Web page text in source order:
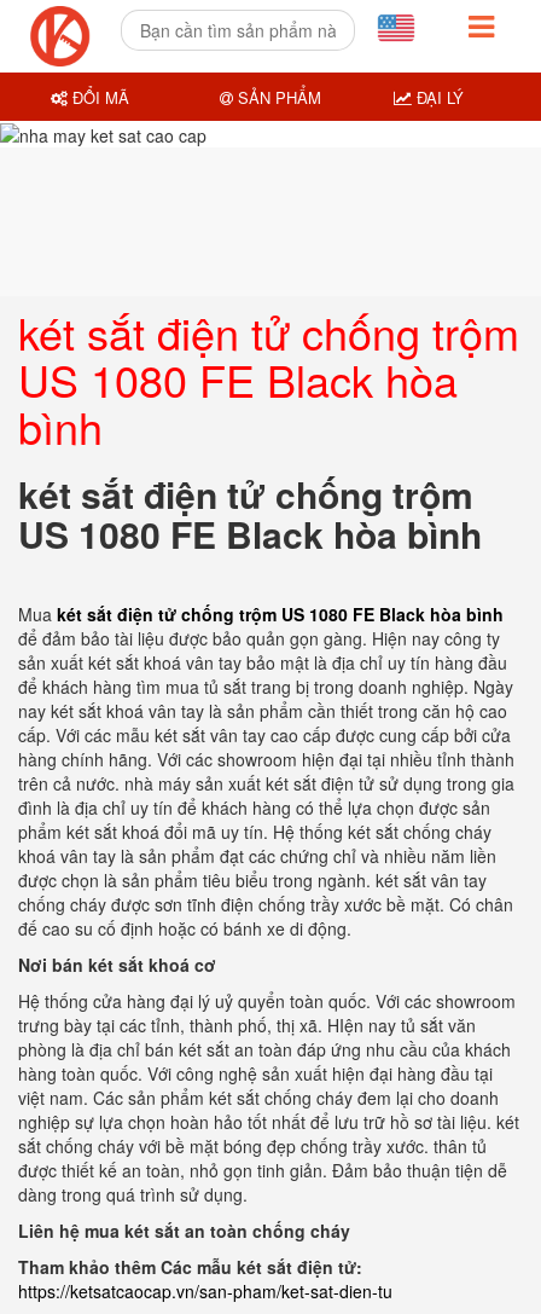
két sắt điện tử chống trộm
US 1080 FE Black hòa
bình
két sắt điện tử chống trộm
US 1080 FE Black hòa bình
Mua két sắt điện tử chống trộm US 1080 FE Black hòa bình
để đảm bảo tài liệu được bảo quản gọn gàng. Hiện nay công ty
sản xuất két sắt khoá vân tay bảo mật là địa chỉ uy tín hàng đầu
để khách hàng tìm mua tủ sắt trang bị trong doanh nghiệp. Ngày
nay két sắt khoá vân tay là sản phẩm cần thiết trong căn hộ cao
cấp. Với các mẫu két sắt vân tay cao cấp được cung cấp bởi cửa
hàng chính hãng. Với các showroom hiện đại tại nhiều tỉnh thành
trên cả nước. nhà máy sản xuất két sắt điện tử sử dụng trong gia
đình là địa chỉ uy tín để khách hàng có thể lựa chọn được sản
phẩm két sắt khoá đổi mã uy tín. Hệ thống két sắt chống cháy
khoá vân tay là sản phẩm đạt các chứng chỉ và nhiều năm liền
được chọn là sản phẩm tiêu biểu trong ngành. két sắt vân tay
chống cháy được sơn tĩnh điện chống trầy xước bề mặt. Có chân
đế cao su cố định hoặc có bánh xe di động.
Nơi bán két sắt khoá cơ
Hệ thống cửa hàng đại lý uỷ quyển toàn quốc. Với các showroom
trưng bày tại các tỉnh, thành phố, thị xã. HIện nay tủ sắt văn
phòng là địa chỉ bán két sắt an toàn đáp ứng nhu cầu của khách
hàng toàn quốc. Với công nghệ sản xuất hiện đại hàng đầu tại
việt nam. Các sản phẩm két sắt chống cháy đem lại cho doanh
nghiệp sự lựa chọn hoàn hảo tốt nhất để lưu trữ hồ sơ tài liệu. két
sắt chống cháy với bề mặt bóng đẹp chống trầy xước. thân tủ
được thiết kế an toàn, nhỏ gọn tinh giản. Đảm bảo thuận tiện dễ
dàng trong quá trình sử dụng.
Liên hệ mua két sắt an toàn chống cháy
Tham khảo thêm Các mẫu két sắt điện tử:
https://ketsatcaocap.vn/san-pham/ket-sat-dien-tu
ĐỔI MÃ SẢN PHẨM ĐẠI LÝ